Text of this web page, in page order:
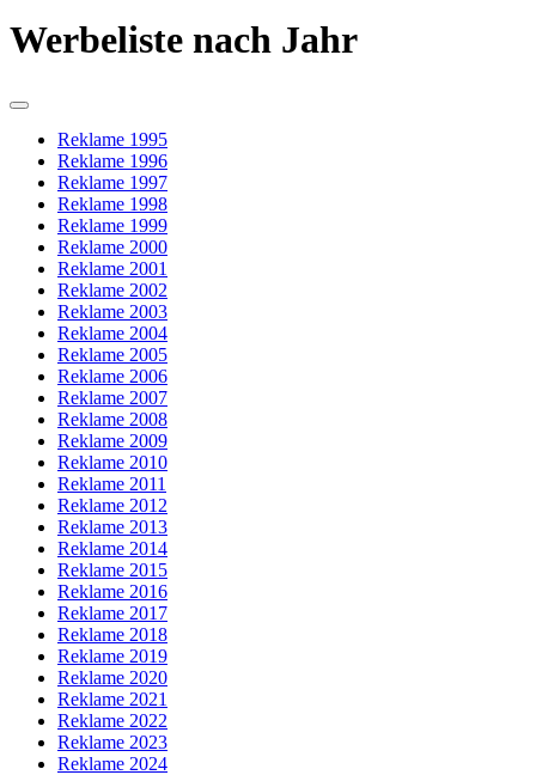
Werbeliste nach Jahr
Reklame 1995
Reklame 1996
Reklame 1997
Reklame 1998
Reklame 1999
Reklame 2000
Reklame 2001
Reklame 2002
Reklame 2003
Reklame 2004
Reklame 2005
Reklame 2006
Reklame 2007
Reklame 2008
Reklame 2009
Reklame 2010
Reklame 2011
Reklame 2012
Reklame 2013
Reklame 2014
Reklame 2015
Reklame 2016
Reklame 2017
Reklame 2018
Reklame 2019
Reklame 2020
Reklame 2021
Reklame 2022
Reklame 2023
Reklame 2024